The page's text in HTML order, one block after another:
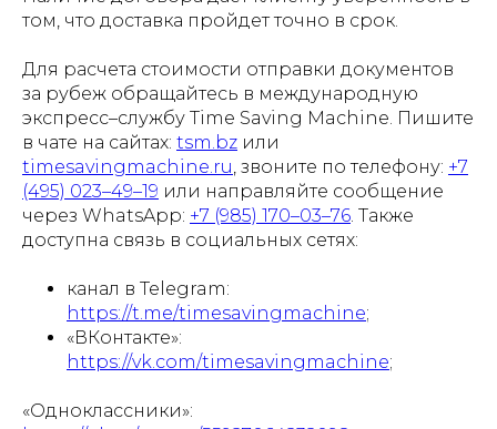
том, что доставка пройдет точно в срок.
Для расчета стоимости отправки документов
за рубеж обращайтесь в международную
экспресс–службу Time Saving Machine. Пишите
в чате на сайтах: tsm.bz или
timesavingmachine.ru, звоните по телефону: +7
(495) 023–49–19 или направляйте сообщение
через WhatsApp: +7 (985) 170–03–76. Также
доступна связь в социальных сетях:
канал в Telegram:
https://t.me/timesavingmachine;
«ВКонтакте»:
https://vk.com/timesavingmachine;
«Одноклассники»: